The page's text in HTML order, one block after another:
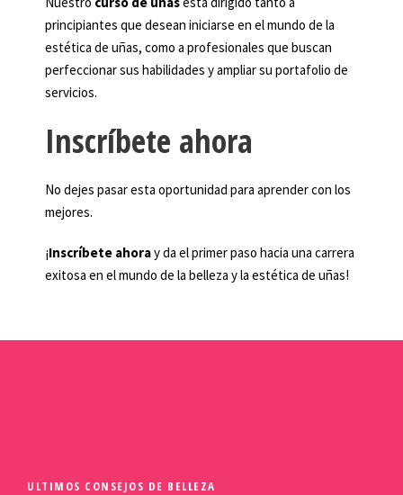
principiantes que desean iniciarse en el mundo de la
estética de uñas, como a profesionales que buscan
perfeccionar sus habilidades y ampliar su portafolio de
servicios.
Inscríbete ahora
No dejes pasar esta oportunidad para aprender con los
mejores.
¡Inscríbete ahoray da el primer paso hacia una carrera
exitosa en el mundo de la belleza y la estética de uñas!
ULTIMOS CONSEJOS DE BELLEZA